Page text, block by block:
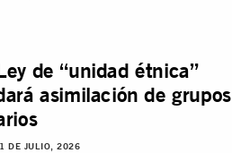
de “unidad étnica”
asimilación de grupos
DE JULIO, 2026